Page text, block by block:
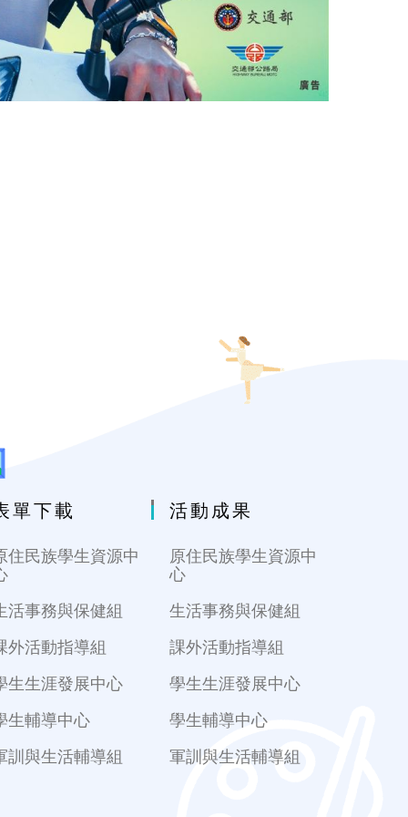
單下載
住民族學生資源中
活事務與保健組
外活動指導組
生生涯發展中心
生輔導中心
訓與生活輔導組
活動成果
原住民族學生資源中
心
生活事務與保健組
課外活動指導組
學生生涯發展中心
學生輔導中心
軍訓與生活輔導組